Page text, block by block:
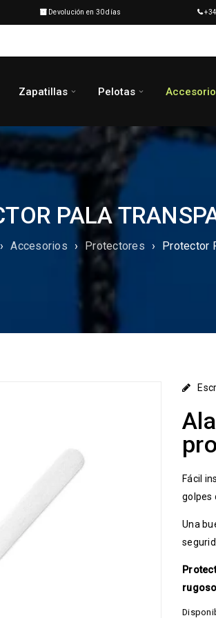
Devolución en 30 días
Zapatillas Pelotas
PALA
› Accesorios › Protectores › Protector
Fácil
golpes
Una
rugoso